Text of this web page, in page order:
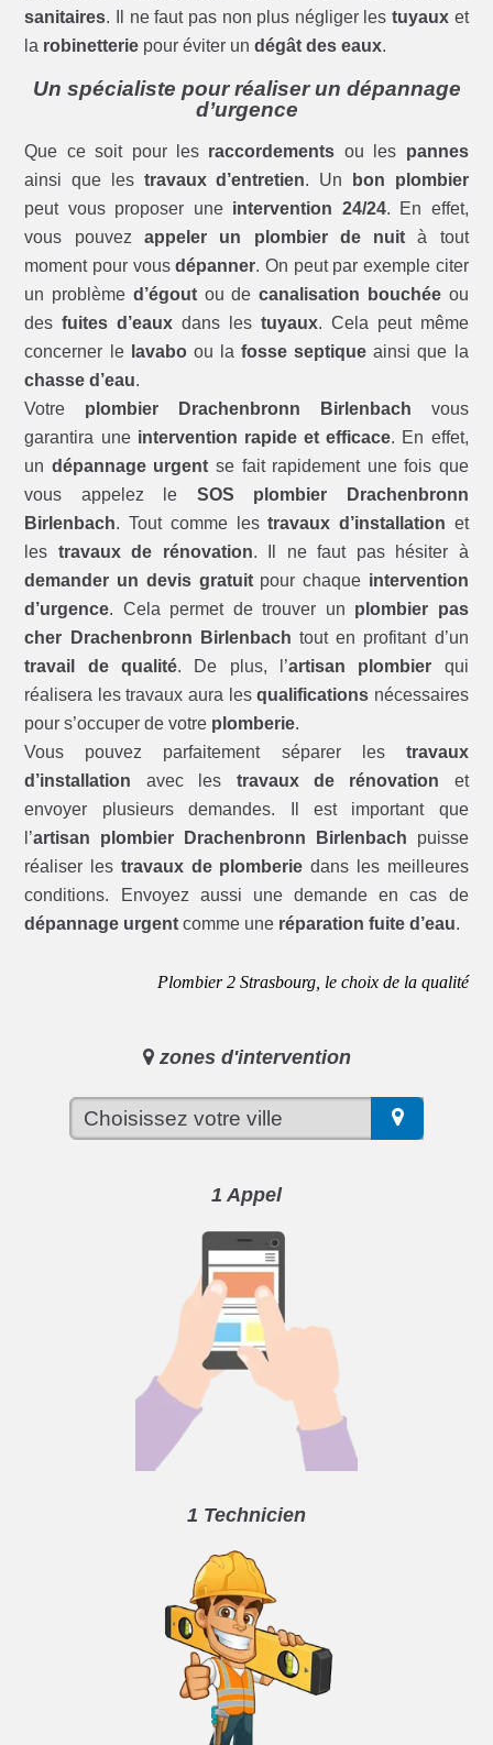
sanitaires. Il ne faut pas non plus négliger les tuyauxet
la robinetterie pour éviter undégât des eaux.
Un spécialiste pour réaliser un dépannage
d’urgence
Que ce soit pour les raccordements ou les pannes
ainsi que les travaux d’entretien. Un
bon plombier
peut vous proposer une intervention 24/24. En effet,
vous pouvez appeler un plombier de nuit à tout
moment pour vousdépanner. On peut par exemple citer
un problème d’égoutou decanalisation bouchéeou
desfuites d’eaux dans les tuyaux. Cela peut même
concerner le lavaboou lafosse septique ainsi que la
chasse d’eau.
Votre plombier Drachenbronn Birlenbach vous
garantira une intervention rapide et efficace. En effet,
un dépannage urgent se fait rapidement une fois que
vous appelez le SOS plombier Drachenbronn
Birlenbach. Tout comme lestravaux d’installation et
les travaux de rénovation. Il ne faut pas hésiter à
demander un devis gratuitpour chaque intervention
d’urgence. Cela permet de trouver un plombier pas
cher Drachenbronn Birlenbach tout en profitant d’un
travail de qualité. De plus, l’artisan plombier qui
réalisera les travaux aura lesqualifications nécessaires
pour s’occuper de votre plomberie.
Vous pouvez parfaitement séparer les travaux
d’installation avec les travaux de rénovation et
envoyer plusieurs demandes. Il est important que
l’artisan plombier Drachenbronn Birlenbach puisse
réaliser les travaux de plomberie dans les meilleures
conditions. Envoyez aussi une demande en cas de
dépannage urgent comme une réparation fuite d’eau.
Plombier 2 Strasbourg, le choix de la qualité
zones d'intervention
1 Appel
1 Technicien